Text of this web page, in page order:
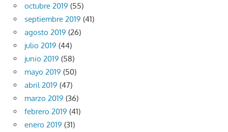
octubre 2019 (55)
septiembre 2019 (41)
agosto 2019 (26)
julio 2019 (44)
junio 2019 (58)
mayo 2019 (50)
abril 2019 (47)
marzo 2019 (36)
febrero 2019 (41)
enero 2019 (31)